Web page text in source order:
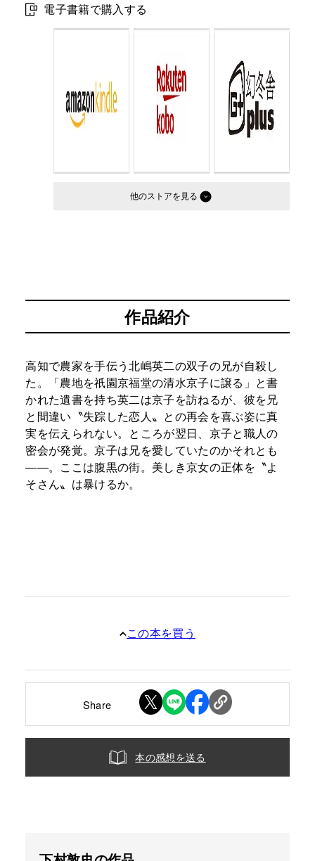
電子書籍で購入する
他のストア
作品紹介
高知で農家を手伝う北嶋英二の双子の兄が自殺し
た。「農地を祇園京福堂の清水京子に譲る」と書
かれた遺書を持ち英二は京子を訪ねるが、彼を兄
と間違い〝失踪した恋人〟との再会を喜ぶ姿に真
実を伝えられない。ところが翌日、京子と職人の
密会が発覚。京子は兄を愛していたのかそれとも
――。ここは腹黒の街。美しき京女の正体を〝よ
そさん〟は暴けるか。
この本を買う
Share
本の感想を送る